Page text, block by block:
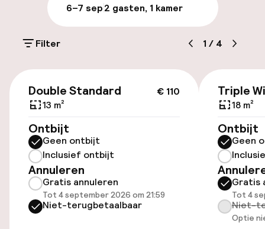
Parkeergelegenheid op eigen terrein
(buiten)
Openbaar parkeren
Toegankelijkheid
Overal rolstoeltoegankelijk
Lift
6–7 sep2 gasten, 1 kamer
Filter 1 / 4
€ 110
Double Standard
13 m²
Ontbijt
Geen ontbijt
Inclusief ontbijt
Annuleren
Gratis annuleren
Tot 4 september 2026 om 21:59
Niet-terugbetaalbaar
Triple
18 m²
Ontbijt
Geen
Gratis
Tot 4
Niet-
Optie